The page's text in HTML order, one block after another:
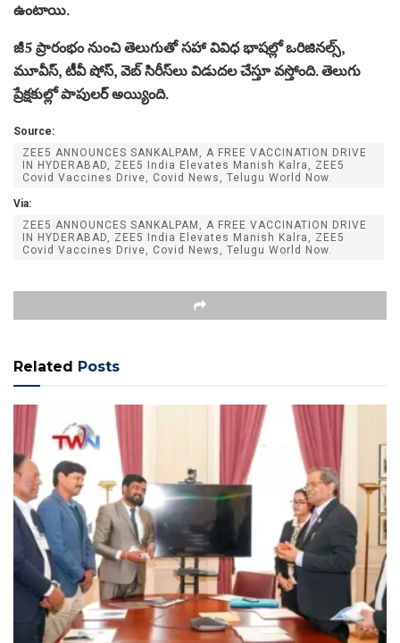
ఉంటాయి.
జీ5 ప్రారంభం నుంచి తెలుగుతో సహా వివిధ భాషల్లో ఒరిజినల్స్‌,
మూవీస్‌, టీవీ షోస్‌, వెబ్‌ సిరీస్‌లు విడుదల చేస్తూ వస్తోంది. తెలుగు
ప్రేక్షకుల్లో పాపులర్‌ అయ్యింది.
Source:
ZEE5 ANNOUNCES SANKALPAM, A FREE VACCINATION DRIVE
IN HYDERABAD, ZEE5 India Elevates Manish Kalra, ZEE5
Covid Vaccines Drive, Covid News, Telugu World Now.
Via:
ZEE5 ANNOUNCES SANKALPAM, A FREE VACCINATION DRIVE
IN HYDERABAD, ZEE5 India Elevates Manish Kalra, ZEE5
Covid Vaccines Drive, Covid News, Telugu World Now.
Related Posts